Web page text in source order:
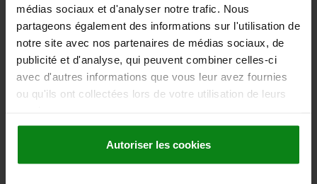
médias sociaux et d'analyser notre trafic. Nous
partageons également des informations sur l'utilisation de
notre site avec nos partenaires de médias sociaux, de
publicité et d'analyse, qui peuvent combiner celles-ci
avec d'autres informations que vous leur avez fournies
ou qu'ils ont collectées lors de votre utilisation de leurs
Autoriser les cookies
DIAMÈTRE DE ROUE=200 LARGEUR DE COURROIE=50
CHARGE ADMISSIBLE EN KG=500 B3=110
DÉSIGNATION=ROULETTE FIXE
MODÈLE 1=SANS SYSTÈME DE BLOCAGE
PALIER DE ROUE=ROULEMENT À BILLES
B1=80 B2=75
D1=11
HAUTEUR TOTALE=245 L=140 L1=105
hors frais d’envoi